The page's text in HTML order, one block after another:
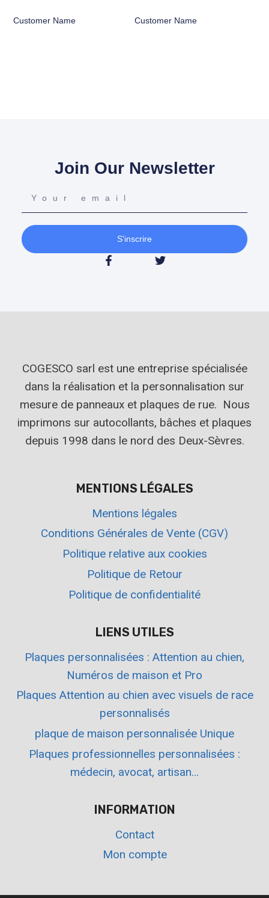
Customer Name Customer Name
Join Our Newsletter
S'inscrire
COGESCO sarl est une entreprise spécialisée
dans la réalisation et la personnalisation sur
mesure de panneaux et plaques de rue. Nous
imprimons sur autocollants, bâches et plaques
depuis 1998 dans le nord des Deux-Sèvres.
MENTIONS LÉGALES
Mentions légales
Conditions Générales de Vente (CGV)
Politique relative aux cookies
Politique de Retour
Politique de confidentialité
LIENS UTILES
Plaques personnalisées : Attention au chien,
Numéros de maison et Pro
Plaques Attention au chien avec visuels de race
personnalisés
plaque de maison personnalisée Unique
Plaques professionnelles personnalisées :
médecin, avocat, artisan…
INFORMATION
Contact
Mon compte